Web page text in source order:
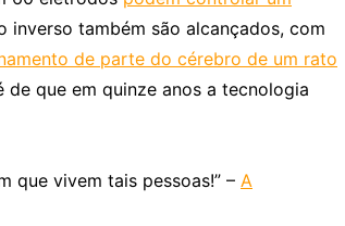
inverso também são alcançados, com
de parte do cérebro de um rato
que em quinze anos a tecnologia
que vivem tais pessoas!” – A